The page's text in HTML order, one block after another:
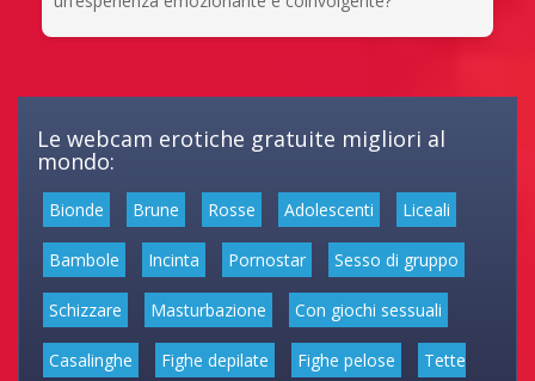
Le webcam erotiche gratuite migliori al
mondo:
Bionde Brune Rosse Adolescenti Liceali
Bambole Incinta Pornostar Sesso di gruppo
Schizzare Masturbazione Con giochi sessuali
Casalinghe Fighe depilate Fighe pelose Tette